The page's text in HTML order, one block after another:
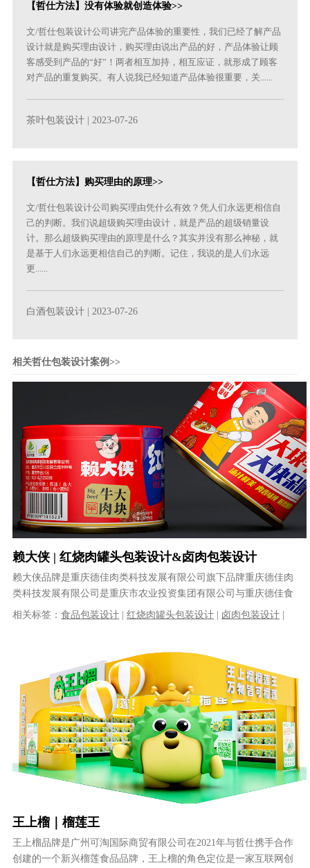
【哲仕方法】没有体验就创造体验>>
文/哲仕包装设计公司讲完产品体验的重要性，我们已经了解产品
设计就是购买理由设计，购买理由说出产品的好，产品体验让顾
客感受到产品的“好”！两者相互加持，相互应证，就形成了顾客
对产品的重复购买。有人说我已经知道产品体验很重要，关......
茶叶包装设计 | 2023-07-26
【哲仕方法】购买理由的原理>>
文/哲仕包装设计公司购买理由凭什么有效？凭人们永远更相信自
己的判断。我们说超级购买理由设计，就是产品的超级销量设
计。那么超级购买理由的原理是什么？其实并没有那么神秘，就
是基于人们永远更相信自己的判断。记住，我说的是人们永远
更......
白酒包装设计 | 2023-07-26
相关哲仕包装设计案例>>
赖大侠 | 红烧肉罐头包装设计&卤肉包装设计
赖大侠品牌是重庆德佳肉类科技发展有限公司旗下品牌重庆德佳肉
类科技发展有限公司是重庆市农业投资集团有限公司与重庆德佳食
品（集团）有限公司重组而成。公司专......
相关标签：食品包装设计 |红烧肉罐头包装设计 卤肉包装设计
王上榴｜榴莲王
王上榴品牌是广州可淘国际商贸有限公司在2021年与哲仕携手合作
创建的一个新兴榴莲食品品牌，王上榴的角色定位是一家互联网创